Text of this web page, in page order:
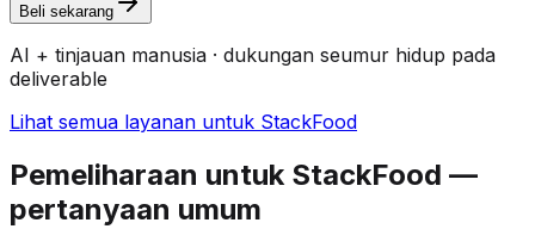
Beli sekarang
AI + tinjauan manusia · dukungan seumur hidup pada
deliverable
Lihat semua layanan untuk StackFood
Pemeliharaan untuk StackFood —
pertanyaan umum